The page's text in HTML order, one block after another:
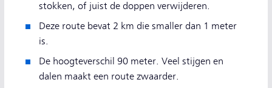
stokken, of juist de doppen verwijderen.
Deze route bevat 2 km die smaller dan 1 meter
is.
De hoogteverschil 90 meter. Veel stijgen en
dalen maakt een route zwaarder.